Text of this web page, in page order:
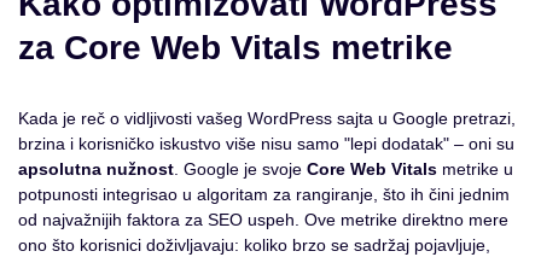
za Core Web Vitals metrike
Kada je reč o vidljivosti vašeg WordPress sajta u Google pretrazi,
brzina i korisničko iskustvo više nisu samo "lepi dodatak" – oni su
apsolutna nužnost . Google je svoje Core Web Vitals metrike u
potpunosti integrisao u algoritam za rangiranje, što ih čini jednim
od najvažnijih faktora za SEO uspeh. Ove metrike direktno mere
ono što korisnici doživljavaju: koliko brzo se sadržaj pojavljuje,